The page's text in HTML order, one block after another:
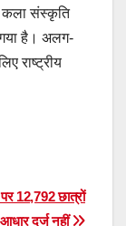
कला संस्कृति
गया है। अलग-
राष्ट्रीय
12,792 छात्रों
दर्ज नहीं